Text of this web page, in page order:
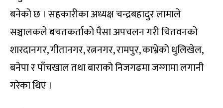
बनेको छ । सहकारीका अध्यक्ष चन्द्रबहादुर लामाले
सञ्चालकले बचतकर्ताको पैसा अपचलन गरी चितवनको
शारदानगर, गीतानगर, रत्ननगर, रामपुर, काभ्रेको धुलिखेल,
बनेपा र पाँचखाल तथा बाराको निजगढमा जग्गामा लगानी
गरेका थिए ।